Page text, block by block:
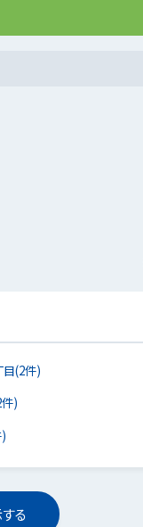
(2件)
)
る